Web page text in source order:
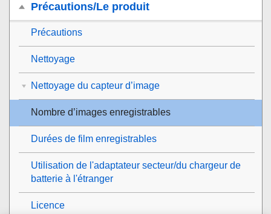
Précautions/Le produit
Précautions
Nettoyage
Nettoyage du capteur d’image
Nombre d’images enregistrables
Durées de film enregistrables
Utilisation de l'adaptateur secteur/du chargeur de
batterie à l'étranger
Licence